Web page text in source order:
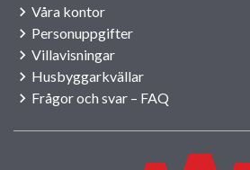
Våra kontor
Personuppgifter
Villavisningar
Husbyggarkvällar
Frågor och svar – FAQ